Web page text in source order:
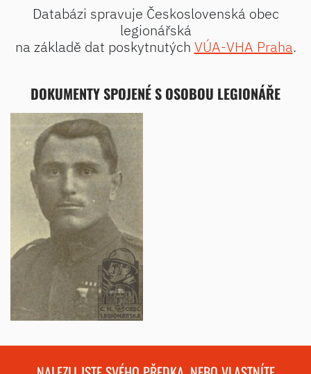
Databázi spravuje Československá obec
legionářská
na základě dat poskytnutých VÚA-VHA Praha.
DOKUMENTY SPOJENÉ S OSOBOU LEGIONÁŘE